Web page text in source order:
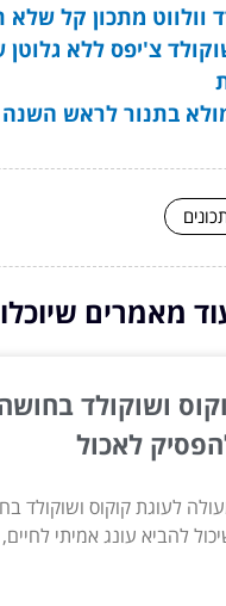
וולווט מתכון קל שלא
צ'יפס ללא
בתנור לראש השנה
מאמרים
ושוקולד
לאכול
לעוגת קוקוס ושוקולד
להביא עונג אמיתי